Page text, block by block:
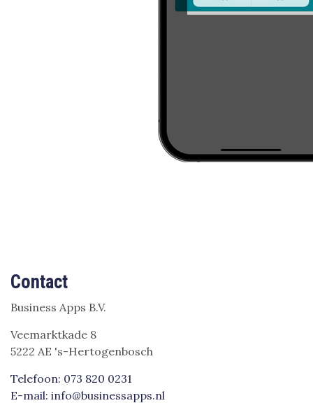
Contact
Business Apps B.V.
Veemarktkade 8
5222 AE 's-Hertogenbosch
Telefoon: 073 820 0231
E-mail: info@businessapps.nl